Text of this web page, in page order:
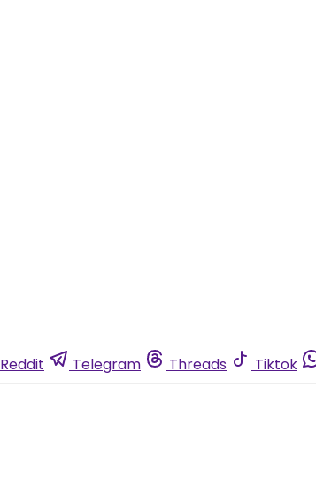
Reddit Telegram Threads Tiktok